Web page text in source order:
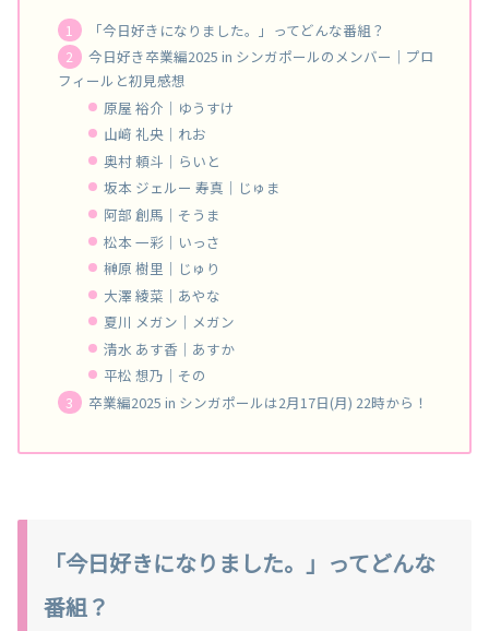
「今日好きになりました。」ってどんな番組？
今日好き卒業編2025 in シンガポールのメンバー｜プロ
フィールと初見感想
原屋 裕介｜ゆうすけ
山﨑 礼央｜れお
奥村 頼斗｜らいと
坂本 ジェルー 寿真｜じゅま
阿部 創馬｜そうま
松本 一彩｜いっさ
榊原 樹里｜じゅり
大澤 綾菜｜あやな
夏川 メガン｜メガン
清水 あす香｜あすか
平松 想乃｜その
卒業編2025 in シンガポールは2月17日(月) 22時から！
「今日好きになりました。」ってどんな
番組？